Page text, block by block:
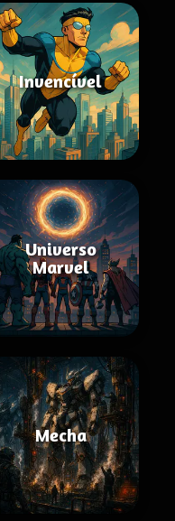
Invencível
Universo
Marvel
Mecha